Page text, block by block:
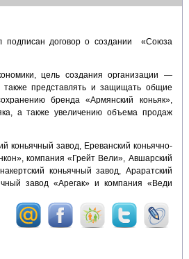
подписан договор о создании «Союза
цель создания организации —
также представлять и защищать общие
бренда «Армянский коньяк»,
а также увеличению объема продаж
коньячный завод, Ереванский коньячно-
компания «Грейт Вели», Авшарский
коньячный завод, Араратский
завод «Арегак» и компания «Веди